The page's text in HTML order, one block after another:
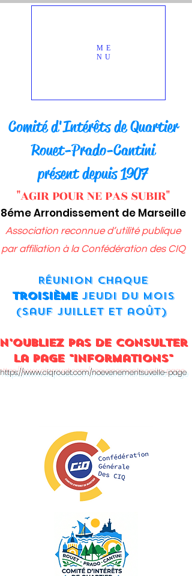
ME
NU
Comité d'Intérêts de Quartier
Rouet-Prado-Cantini
présent depuis 1907
"AGIR POUR NE PAS SUBIR"
8éme Arrondissement de Marseille
Association reconnue d’utilité publique
par affiliation àla Confédération des CIQ
Réunion chaque
troisièmejeudi du mois
(sauf juillet et août)
pas de consulter
la page "Informations"
https://www.ciqrouet.com/noevenementsuvelle-page